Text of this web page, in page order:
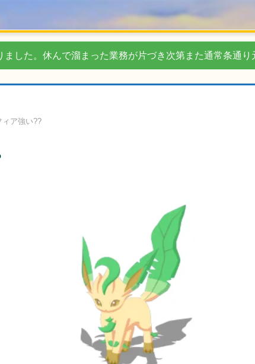
ました。休んで溜まった業務が片づき次第また通常条通り
ィア強い??